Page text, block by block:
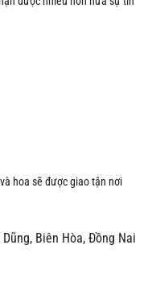
hoa sẽ được giao tận nơi
Biên Hòa, Đồng Nai